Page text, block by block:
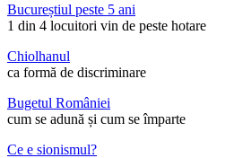
Bucureștiul peste 5 ani
1 din 4 locuitori vin de peste hotare
Chiolhanul
ca formă de discriminare
Bugetul României
cum se adună și cum se împarte
Ce e sionismul?